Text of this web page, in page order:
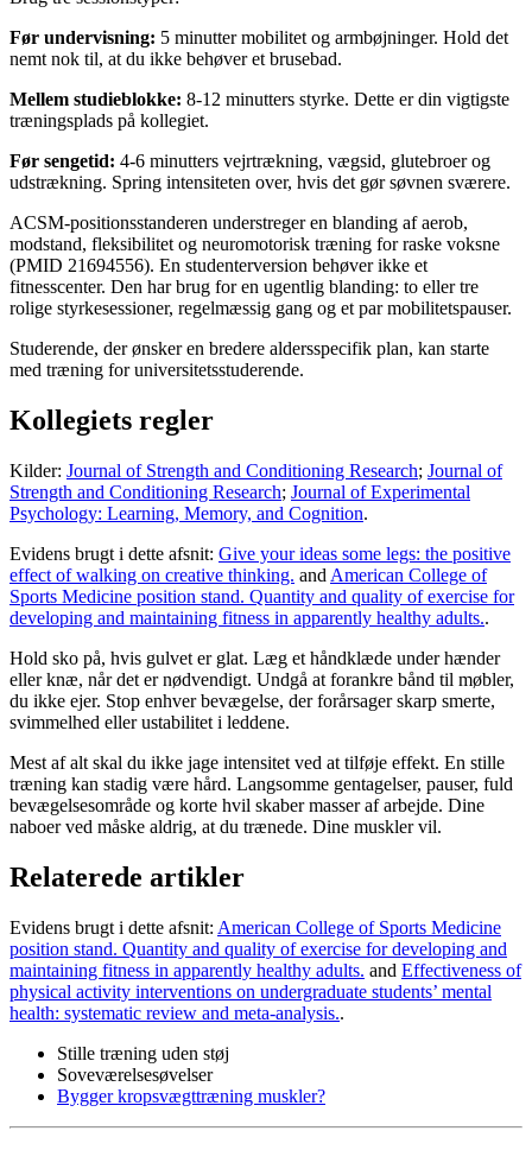
Før undervisning: 5 minutter mobilitet og armbøjninger. Hold det
nemt nok til, at du ikke behøver et brusebad.
Mellem studieblokke: 8-12 minutters styrke. Dette er din vigtigste
træningsplads på kollegiet.
Før sengetid: 4-6 minutters vejrtrækning, vægsid, glutebroer og
udstrækning. Spring intensiteten over, hvis det gør søvnen sværere.
ACSM-positionsstanderen understreger en blanding af aerob,
modstand, fleksibilitet og neuromotorisk træning for raske voksne
(PMID 21694556). En studenterversion behøver ikke et
fitnesscenter. Den har brug for en ugentlig blanding: to eller tre
rolige styrkesessioner, regelmæssig gang og et par mobilitetspauser.
Studerende, der ønsker en bredere aldersspecifik plan, kan starte
med træning for universitetsstuderende.
Kollegiets regler
Kilder: Journal of Strength and Conditioning Research; Journal of
Strength and Conditioning Research; Journal of Experimental
Psychology: Learning, Memory, and Cognition.
Evidens brugt i dette afsnit: Give your ideas some legs: the positive
effect of walking on creative thinking. and American College of
Sports Medicine position stand. Quantity and quality of exercise for
developing and maintaining fitness in apparently healthy adults..
Hold sko på, hvis gulvet er glat. Læg et håndklæde under hænder
eller knæ, når det er nødvendigt. Undgå at forankre bånd til møbler,
du ikke ejer. Stop enhver bevægelse, der forårsager skarp smerte,
svimmelhed eller ustabilitet i leddene.
Mest af alt skal du ikke jage intensitet ved at tilføje effekt. En stille
træning kan stadig være hård. Langsomme gentagelser, pauser, fuld
bevægelsesområde og korte hvil skaber masser af arbejde. Dine
naboer ved måske aldrig, at du trænede. Dine muskler vil.
Relaterede artikler
Evidens brugt i dette afsnit: American College of Sports Medicine
position stand. Quantity and quality of exercise for developing and
maintaining fitness in apparently healthy adults. and Effectiveness of
physical activity interventions on undergraduate students’ mental
health: systematic review and meta-analysis..
Stille træning uden støj
Soveværelsesøvelser
Bygger kropsvægttræning muskler?